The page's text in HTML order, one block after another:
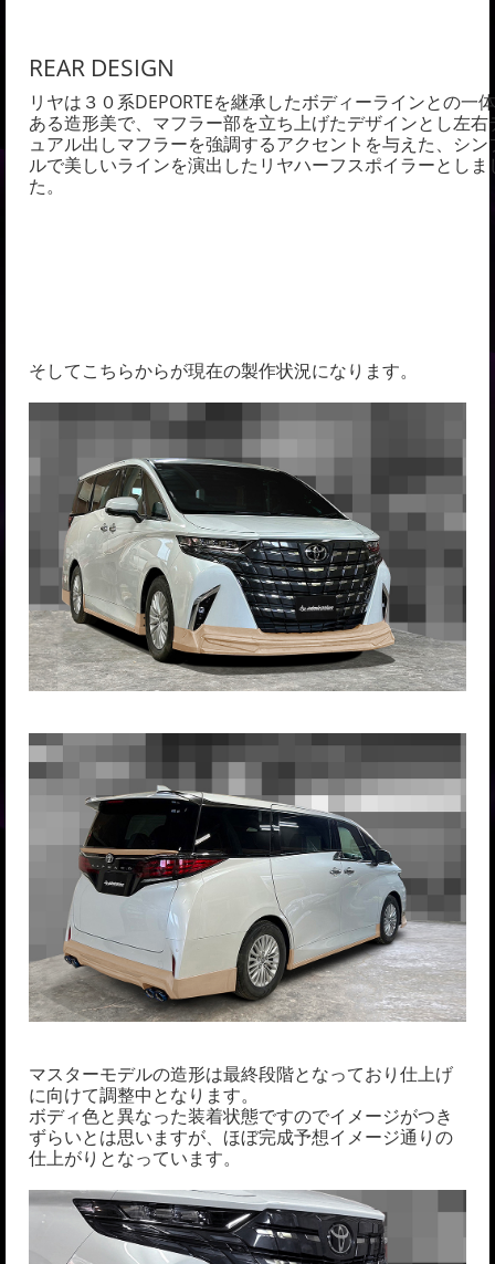
REAR DESIGN
リヤは３０系DEPORTEを継承したボディーラインとの一
ある造形美で、マフラー部を立ち上げたデザインとし左右
ュアル出しマフラーを強調するアクセントを与えた、 シン
ルで美しいラインを演出したリヤハーフスポイラーとしま
た。
そしてこちらからが現在の製作状況になります。
マスターモデルの造形は最終段階となっており仕上げ
に向けて調整中となります。
ボディ色と異なった装着状態ですのでイメージがつき
ずらいとは思いますが、ほぼ完成予想イメージ通りの
仕上がりとなっています。